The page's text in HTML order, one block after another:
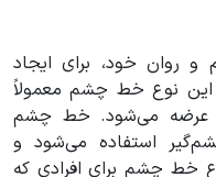
روان خود، برای ایجاد
نوع خط چشم معمولاً
عرضه می‌شود. خط چشم
استفاده می‌شود و
خط چشم برای افرادی که